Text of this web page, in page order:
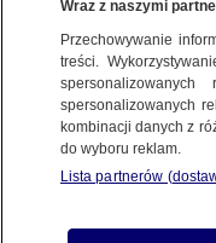
12.08.2024, 10:25
Udostępnij
Wraz z naszymi
Przechowywanie
treści.
spersonalizowanych
kombinacji danych z
do wyboru reklam.
Lista partnerów